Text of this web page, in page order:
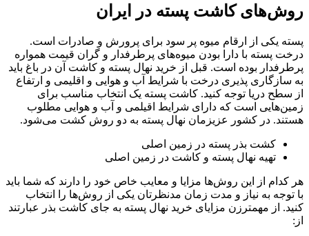
روش‌های کاشت پسته در ایران
پسته یکی از ارقام میوه پر سود برای پرورش و صادرات است.
درخت پسته با دارا بودن میوه‌های پرطرفدار و گران قیمت همواره
پرطرفدار بوده است. قبل از خرید نهال پسته و کاشت آن در باغ باید
به سازگاری پذیری درخت با شرایط آب و هوایی و اقلیمی و ارتفاع
از سطح دریا توجه کنید. کاشت پسته یک انتخاب مناسب برای
زمین‌هایی است که دارای شرایط اقیلمی و آب و هوایی مطلوب
هستند. در کشور عزیزمان نهال پسته به دو روش کشت می‌شود.
کشت بذر پسته در زمین اصلی
تهیه نهال پسته و کاشت در زمین اصلی
هر کدام از این روش‌ها مزایا و معایب خاص خود را دارند که شما باید
با توجه به نیاز و مدت زمان مدنظرتان یکی از روش‌ها را انتخاب
کنید. از مهمترزن مزایای خرید نهال پسته به جای کاشت بذر عبارتند
از: